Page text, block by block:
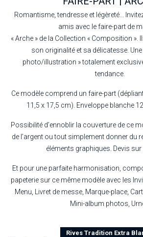
Romantisme, tendresse et légèreté...
amis avec le faire-part de
« Arche » de la Collection « Composition
son originalité et sa délicatesse.
photo/illustration » totalement
tendance.
Ce modèle comprend un faire-part
11,5 x 17,5 cm). Enveloppe blanche
Possibilité d’ennoblir la couverture de ce
de l’argent ou tout simplement donner du
éléments graphiques. Devis sur
Et pour une parfaite harmonisation,
papeterie sur ce même modèle avec les
Menu, Livret de messe, Marque-place,
Mini-album photos,
Rives Tradition Extra